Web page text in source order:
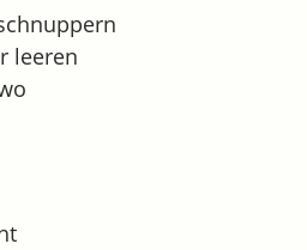
leeren